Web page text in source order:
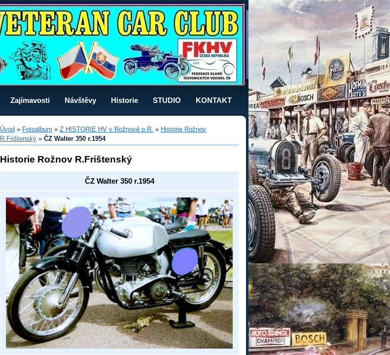
Zajímavosti Návštěvy Historie STUDIO KONTAKT
Úvod » Fotoalbum » Z HISTORIE HV v Rožnově p.R. » Historie Rožnov
R.Frištenský » ČZ Walter 350 r.1954
Historie Rožnov R.Frištenský
ČZ Walter 350 r.1954